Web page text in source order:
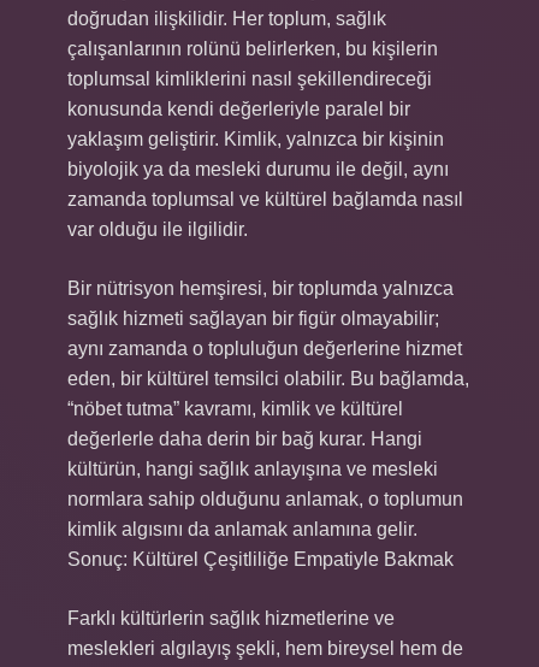
doğrudan ilişkilidir. Her toplum, sağlık
çalışanlarının rolünü belirlerken, bu kişilerin
toplumsal kimliklerini nasıl şekillendireceği
konusunda kendi değerleriyle paralel bir
yaklaşım geliştirir. Kimlik, yalnızca bir kişinin
biyolojik ya da mesleki durumu ile değil, aynı
zamanda toplumsal ve kültürel bağlamda nasıl
var olduğu ile ilgilidir.
Bir nütrisyon hemşiresi, bir toplumda yalnızca
sağlık hizmeti sağlayan bir figür olmayabilir;
aynı zamanda o topluluğun değerlerine hizmet
eden, bir kültürel temsilci olabilir. Bu bağlamda,
“nöbet tutma” kavramı, kimlik ve kültürel
değerlerle daha derin bir bağ kurar. Hangi
kültürün, hangi sağlık anlayışına ve mesleki
normlara sahip olduğunu anlamak, o toplumun
kimlik algısını da anlamak anlamına gelir.
Sonuç: Kültürel Çeşitliliğe Empatiyle Bakmak
Farklı kültürlerin sağlık hizmetlerine ve
meslekleri algılayış şekli, hem bireysel hem de